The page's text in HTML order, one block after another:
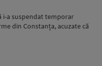
i-a suspendat temporar
din Constanța, acuzate că